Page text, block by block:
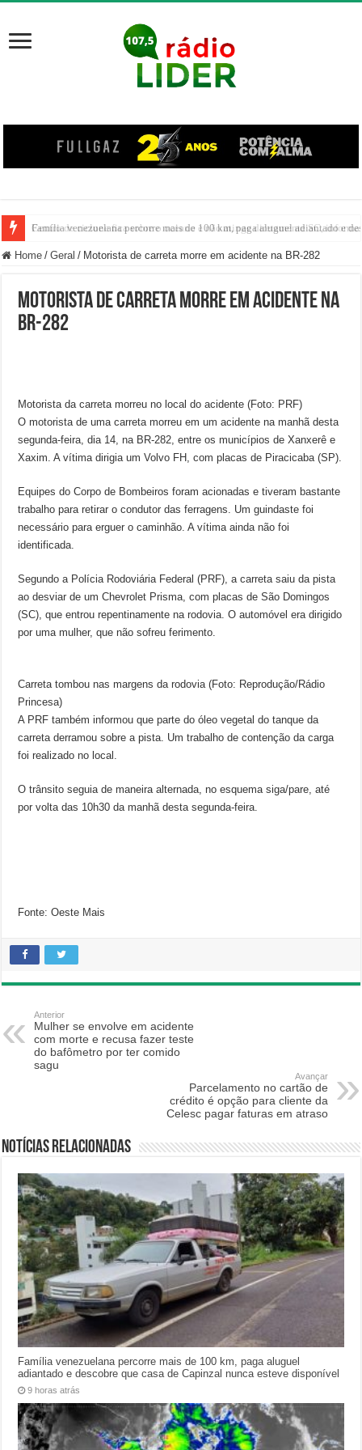
Família venezuelana percorre mais de 100 km, paga aluguel adiantado e
Centro de ciclone fica sobre o oceano e não atinge diretamente SC,
Home / Geral / Motorista de carreta morre em acidente na BR-282
Motorista de carreta morre em acidente na
BR-282
Motorista da carreta morreu no local do acidente (Foto: PRF)
O motorista de uma carreta morreu em um acidente na manhã desta
segunda-feira, dia 14, na BR-282, entre os municípios de Xanxerê e
Xaxim. A vítima dirigia um Volvo FH, com placas de Piracicaba (SP).
Equipes do Corpo de Bombeiros foram acionadas e tiveram bastante
trabalho para retirar o condutor das ferragens. Um guindaste foi
necessário para erguer o caminhão. A vítima ainda não foi
identificada.
Segundo a Polícia Rodoviária Federal (PRF), a carreta saiu da pista
ao desviar de um Chevrolet Prisma, com placas de São Domingos
(SC), que entrou repentinamente na rodovia. O automóvel era dirigido
por uma mulher, que não sofreu ferimento.
Carreta tombou nas margens da rodovia (Foto: Reprodução/Rádio
Princesa)
A PRF também informou que parte do óleo vegetal do tanque da
carreta derramou sobre a pista. Um trabalho de contenção da carga
foi realizado no local.
O trânsito seguia de maneira alternada, no esquema siga/pare, até
por volta das 10h30 da manhã desta segunda-feira.
Fonte: Oeste Mais
Anterior
Mulher se envolve em acidente
com morte e recusa fazer teste
do bafômetro por ter comido
sagu
Avançar
Parcelamento no cartão de
crédito é opção para cliente da
Celesc pagar faturas em atraso
Notícias relacionadas
Família venezuelana percorre mais de 100 km, paga aluguel
adiantado e descobre que casa de Capinzal nunca esteve disponível
9 horas atrás